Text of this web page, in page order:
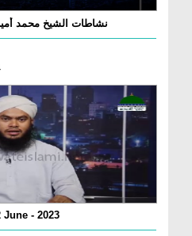
نشاطات الشيخ محمد
June - 2023